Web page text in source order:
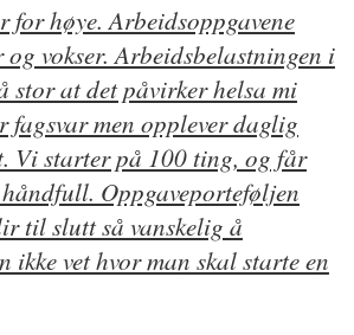
for høye. Arbeidsoppgavene
og vokser. Arbeidsbelastningen i
stor at det påvirker helsa mi
fagsvar men opplever daglig
Vi starter på 100 ting, og får
Oppgaveporteføljen
til slutt så vanskelig å
ikke vet hvor man skal starte en